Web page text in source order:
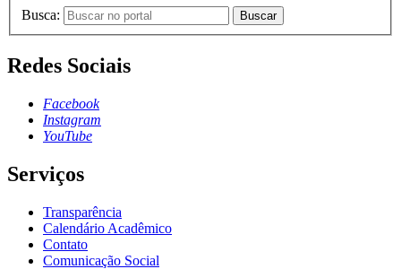
Busca: Buscar
Redes Sociais
Facebook
Instagram
YouTube
Serviços
Transparência
Calendário Acadêmico
Contato
Comunicação Social